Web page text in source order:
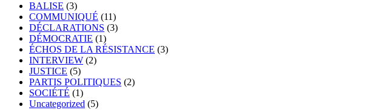
BALISE (3)
COMMUNIQUÉ (11)
DÉCLARATIONS (3)
DÉMOCRATIE (1)
ÉCHOS DE LA RÉSISTANCE (3)
INTERVIEW (2)
JUSTICE (5)
PARTIS POLITIQUES (2)
SOCIÉTÉ (1)
Uncategorized (5)